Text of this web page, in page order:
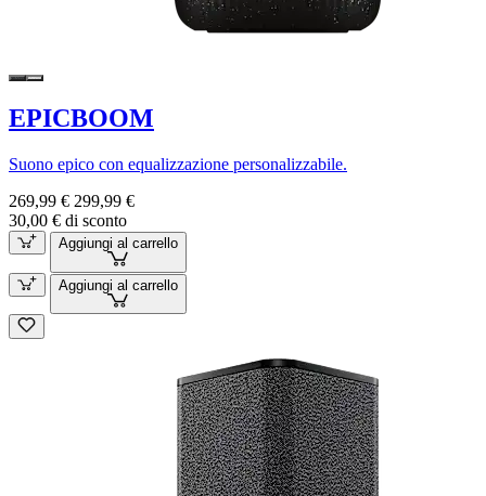
EPICBOOM
Suono epico con equalizzazione personalizzabile.
269,99 € 299,99 €
30,00 € di sconto
Aggiungi al carrello
Aggiungi al carrello